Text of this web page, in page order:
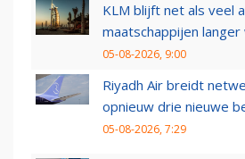
KLM blijft net als veel
maatschappijen
05-08-2026, 9:00
Riyadh Air breidt
opnieuw drie nieuwe
05-08-2026, 7:29